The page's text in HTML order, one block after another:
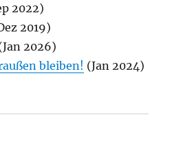
2022)
2019)
2026)
bleiben! (Jan 2024)